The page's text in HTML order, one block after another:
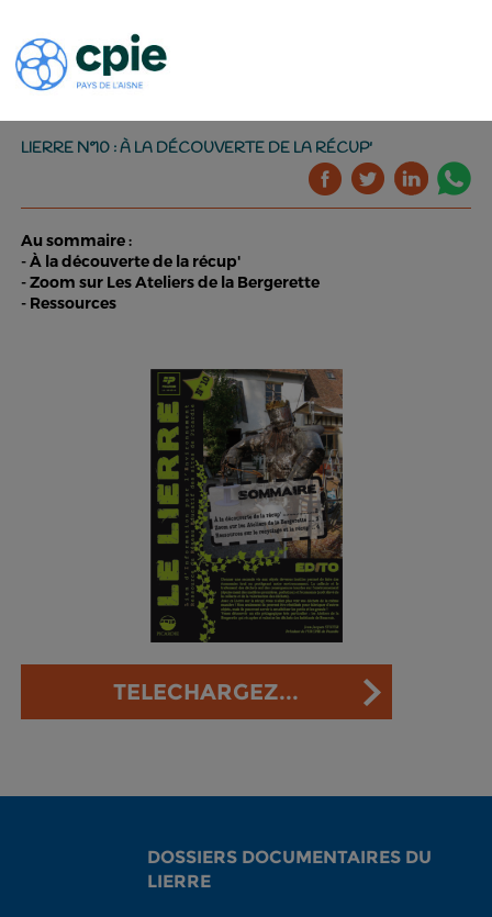
LIERRE N°10 : À LA DÉCOUVERTE DE LA RÉCUP'
Au sommaire :
- À la découverte de la récup'
- Zoom sur Les Ateliers de la Bergerette
- Ressources
TELECHARGEZ...
DOSSIERS DOCUMENTAIRES DU
LIERRE